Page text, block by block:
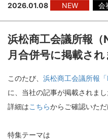
2026.01.08 NEW 会
浜松商工会議所報
月合併号に掲載され
このたび、 浜松商工会議所報
に、当社の記事が掲載されまし
詳細はこちらからご確認いただ
特集テーマは